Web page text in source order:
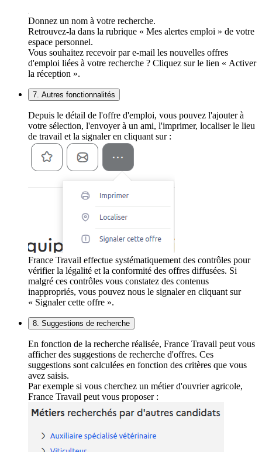
Donnez un nom à votre recherche.
Retrouvez-la dans la rubrique « Mes alertes emploi » de votre
espace personnel.
Vous souhaitez recevoir par e-mail les nouvelles offres
d'emploi liées à votre recherche ? Cliquez sur le lien « Activer
la réception ».
7. Autres fonctionnalités
Depuis le détail de l'offre d'emploi, vous pouvez l'ajouter à
votre sélection, l'envoyer à un ami, l'imprimer, localiser le lieu
de travail et la signaler en cliquant sur :
France Travail effectue systématiquement des contrôles pour
vérifier la légalité et la conformité des offres diffusées. Si
malgré ces contrôles vous constatez des contenus
inappropriés, vous pouvez nous le signaler en cliquant sur
« Signaler cette offre ».
8. Suggestions de recherche
En fonction de la recherche réalisée, France Travail peut vous
afficher des suggestions de recherche d'offres. Ces
suggestions sont calculées en fonction des critères que vous
avez saisis.
Par exemple si vous cherchez un métier d'ouvrier agricole,
France Travail peut vous proposer :